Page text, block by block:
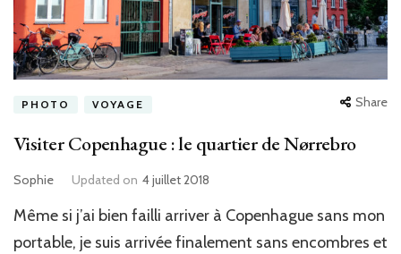
PHOTO VOYAGE Share
Visiter Copenhague : le quartier de Nørrebro
Sophie Updated on 4 juillet 2018
Même si j’ai bien failli arriver à Copenhague sans mon
portable, je suis arrivée finalement sans encombres et